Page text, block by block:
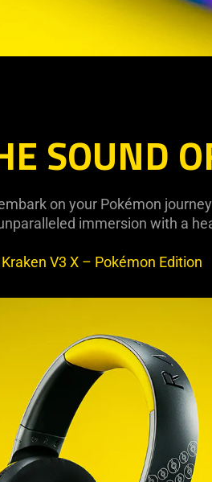
SOUND
on your Pokémon
immersion with a
V3 X – Pokémon Edition